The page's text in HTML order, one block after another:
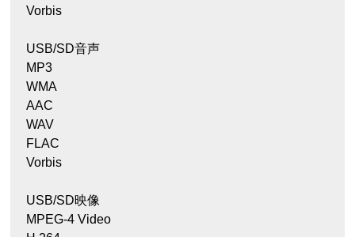
Vorbis
USB/SD音声
MP3
WMA
AAC
WAV
FLAC
Vorbis
USB/SD映像
MPEG-4 Video